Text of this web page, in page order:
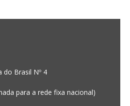
do Brasil Nº 4
para a rede fixa nacional)